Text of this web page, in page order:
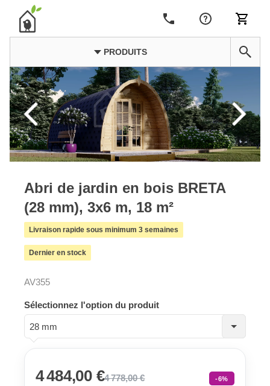
PRODUITS
Abri de jardin en bois BRETA
(28 mm), 3x6 m, 18 m²
Livraison rapide sous minimum 3 semaines
Dernier en stock
AV355
Sélectionnez l'option du produit
28 mm
4 484,00 €4 778,00 € -6%